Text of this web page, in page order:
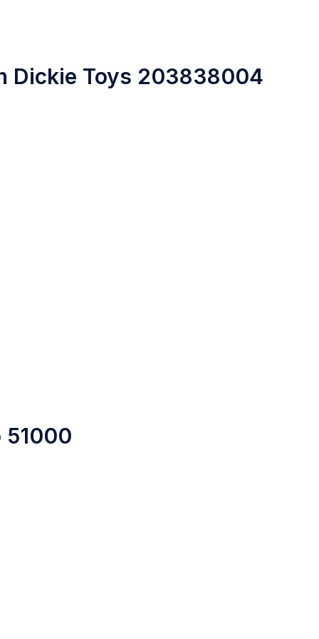
Dickie Toys 203838004
51000